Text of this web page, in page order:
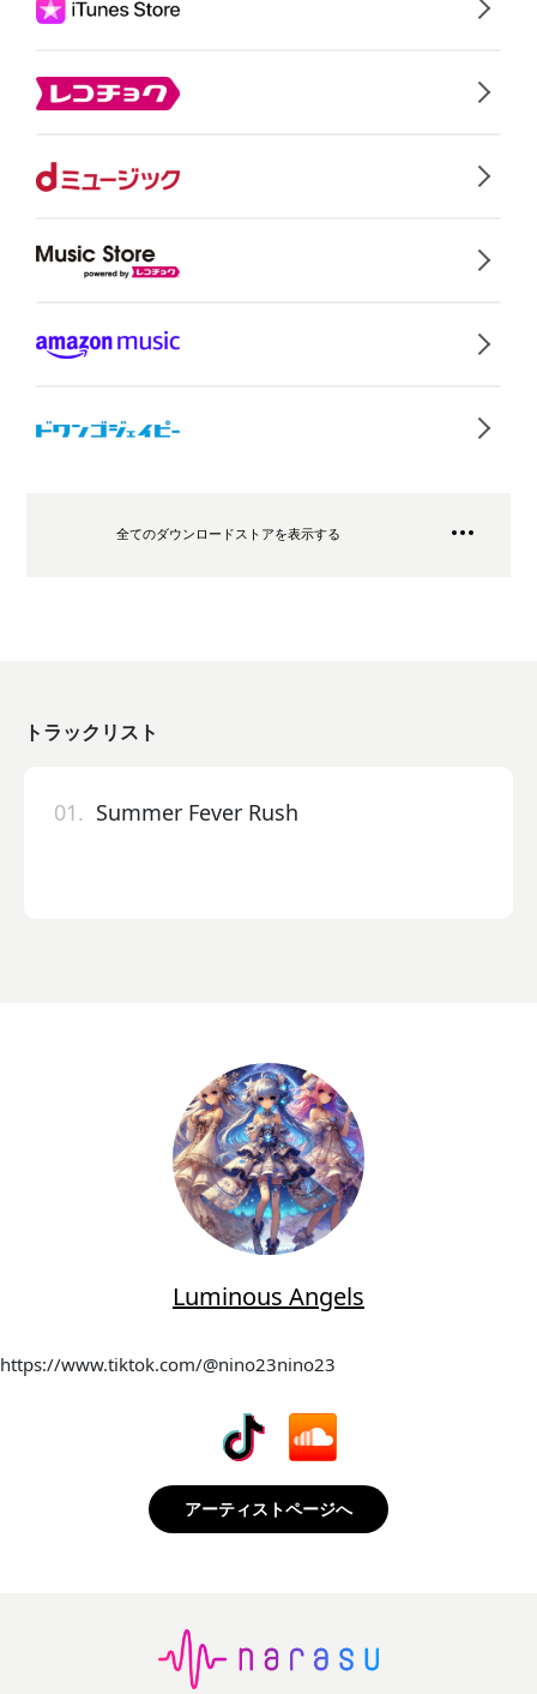
全てのダウンロードストアを表示する
トラックリスト
01. Summer Fever Rush
Luminous Angels
https://www.tiktok.com/@nino23nino23
アーティストページへ